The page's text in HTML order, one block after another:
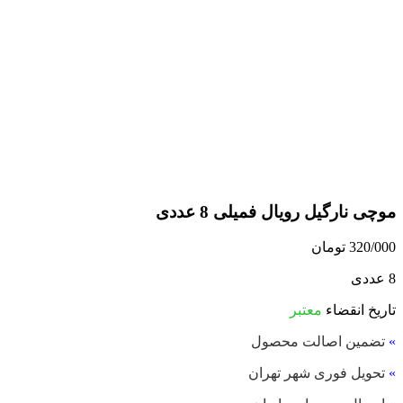
موچی نارگیل رویال فمیلی 8 عددی
320/000 تومان
8 عددی
تاریخ انقضاء معتبر
» تضمین اصالت محصول
» تحویل فوری شهر تهران